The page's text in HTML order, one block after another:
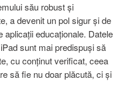
său robust și
a devenit un pol sigur și de
aplicații educaționale. Datele
sunt mai predispuși să
cu conținut verificat, ceea
să fie nu doar plăcută, ci și